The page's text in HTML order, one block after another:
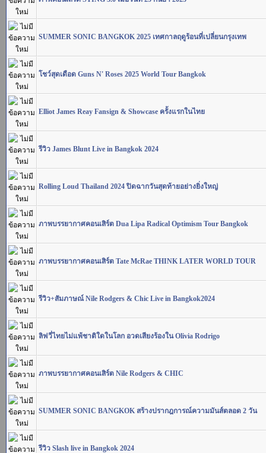
SUMMER SONIC BANGKOK 2025 เทศกาลฤดูร้อนที่เปลี่ยนกรุงเทพ
โชว์สุดเดือด Guns N' Roses 2025 World Tour Bangkok
Elliot James Reay Fansign & Showcase ครั้งแรกในไทย
รีวิว James Blunt Live in Bangkok 2024
Rolling Loud Thailand 2024 ปิดฉากวันสุดท้ายอย่างยิ่งใหญ่
ภาพบรรยากาศคอนเสิร์ต Dua Lipa Radical Optimism Tour Bangkok
ภาพบรรยากาศคอนเสิร์ต Tate McRae THINK LATER WORLD TOUR
รีวิว+สัมภาษณ์ Nile Rodgers & Chic Live in Bangkok2024
ลิฟวี่ไทยไม่แพ้ชาติใดในโลก อวดเสียงร้องใน Olivia Rodrigo
ภาพบรรยากาศคอนเสิร์ต Nile Rodgers & CHIC
SUMMER SONIC BANGKOK สร้างปรากฎการณ์ความมันส์ตลอด 2 วัน
รีวิว Slash live in Bangkok 2024